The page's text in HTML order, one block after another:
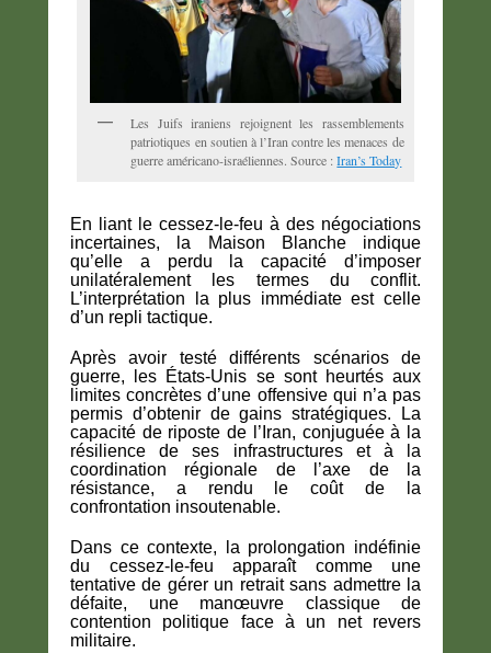
Les Juifs iraniens rejoignent les rassemblements
patriotiques en soutien à l’Iran contre les menaces de
guerre américano-israéliennes. Source :Iran’s Today
En liant le cessez-le-feu à des négociations
incertaines, la Maison Blanche indique
qu’elle a perdu la capacité d’imposer
unilatéralement les termes du conflit.
L’interprétation la plus immédiate est celle
d’un repli tactique.
Après avoir testé différents scénarios de
guerre, les États-Unis se sont heurtés aux
limites concrètes d’une offensive qui n’a pas
permis d’obtenir de gains stratégiques. La
capacité de riposte de l’Iran, conjuguée à la
résilience de ses infrastructures et à la
coordination régionale de l’axe de la
résistance, a rendu le coût de la
confrontation insoutenable.
Dans ce contexte, la prolongation indéfinie
du cessez-le-feu apparaît comme une
tentative de gérer un retrait sans admettre la
défaite, une manœuvre classique de
contention politique face à un net revers
militaire.